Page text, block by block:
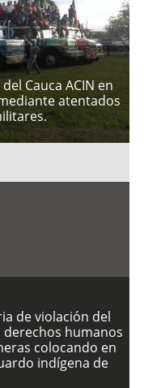
Cauca ACIN en
atentados
de violación del
humanos
colocando en
indígena de